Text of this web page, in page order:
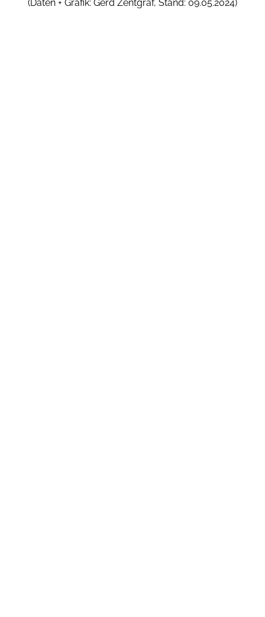
(Daten + Grafik: Gerd Zentgraf, Stand: 09.05.2024)